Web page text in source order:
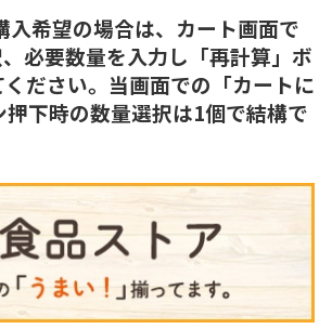
希望の場合は、カート画面で
、必要数量を入力し「再計算」ボ
ださい。当画面での「カートに
押下時の数量選択は1個で結構で